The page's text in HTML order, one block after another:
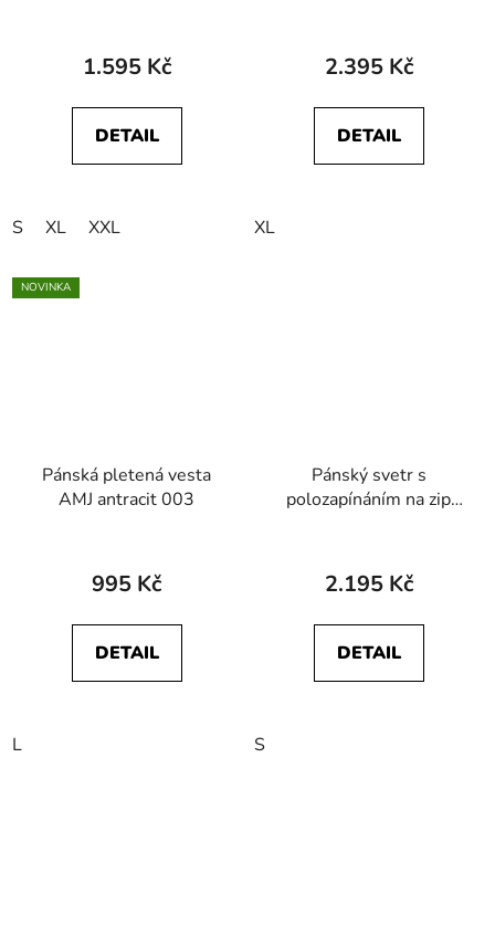
1.595 Kč
DETAIL
S XL XXL
2.395 Kč
DETAIL
XL
NOVINKA
Pánská pletená vesta
AMJ antracit 003
995 Kč
DETAIL
L
Pánský svetr s
polozapínáním na zip
2.195 Kč
DETAIL
S